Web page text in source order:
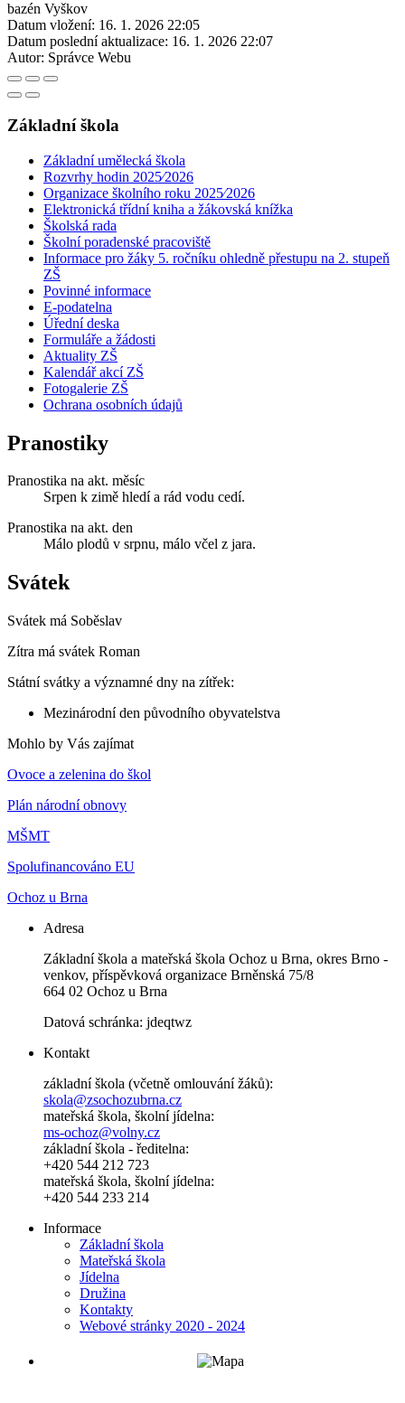
bazén Vyškov
Datum vložení: 16. 1. 2026 22:05
Datum poslední aktualizace: 16. 1. 2026 22:07
Autor: Správce Webu
Základní škola
Základní umělecká škola
Rozvrhy hodin 2025⁄2026
Organizace školního roku 2025⁄2026
Elektronická třídní kniha a žákovská knížka
Školská rada
Školní poradenské pracoviště
Informace pro žáky 5. ročníku ohledně přestupu na 2. stupeň
ZŠ
Povinné informace
E-podatelna
Úřední deska
Formuláře a žádosti
Aktuality ZŠ
Kalendář akcí ZŠ
Fotogalerie ZŠ
Ochrana osobních údajů
Pranostiky
Pranostika na akt. měsíc
Srpen k zimě hledí a rád vodu cedí.
Pranostika na akt. den
Málo plodů v srpnu, málo včel z jara.
Svátek
Svátek má Soběslav
Zítra má svátek Roman
Státní svátky a významné dny na zítřek:
Mezinárodní den původního obyvatelstva
Mohlo by Vás zajímat
Ovoce a zelenina do škol
Plán národní obnovy
MŠMT
Spolufinancováno EU
Ochoz u Brna
Adresa
Základní škola a mateřská škola Ochoz u Brna, okres Brno -
venkov, příspěvková organizace Brněnská 75/8
664 02 Ochoz u Brna
Datová schránka: jdeqtwz
Kontakt
základní škola (včetně omlouvání žáků):
skola@zsochozubrna.cz
mateřská škola, školní jídelna:
ms-ochoz@volny.cz
základní škola - ředitelna:
+420 544 212 723
mateřská škola, školní jídelna:
+420 544 233 214
Informace
Základní škola
Mateřská škola
Jídelna
Družina
Kontakty
Webové stránky 2020 - 2024